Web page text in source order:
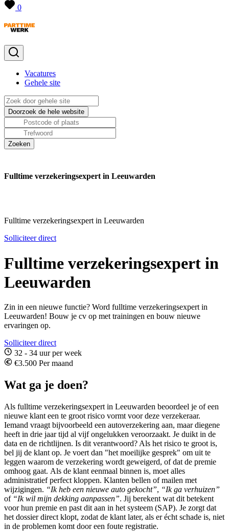
0
Vacatures
Gehele site
Fulltime verzekeringsexpert in Leeuwarden
Fulltime verzekeringsexpert in Leeuwarden
Solliciteer direct
Fulltime verzekeringsexpert in
Leeuwarden
Zin in een nieuwe functie? Word fulltime verzekeringsexpert in
Leeuwarden! Bouw je cv op met trainingen en bouw nieuwe
ervaringen op.
Solliciteer direct
32 - 34 uur per week
€3.500 Per maand
Wat ga je doen?
Als fulltime verzekeringsexpert in Leeuwarden beoordeel je of een
nieuwe klant een te groot risico vormt voor deze verzekeraar.
Iemand vraagt bijvoorbeeld een autoverzekering aan, maar diegene
heeft in drie jaar tijd al vijf ongelukken veroorzaakt. Je duikt in de
data en de richtlijnen. Is dit verantwoord? Als het risico te groot is,
bel jij de klant op. Je voert dan "het moeilijke gesprek" om uit te
leggen waarom de verzekering wordt geweigerd, of dat de premie
omhoog gaat. Als de klant eenmaal binnen is, moet alles
administratief perfect kloppen. Klanten bellen of mailen met
wijzigingen. “Ik heb een nieuwe auto gekocht”, “Ik ga verhuizen”
of “Ik wil mijn dekking aanpassen”. Jij berekent wat dit betekent
voor hun premie en past dit aan in het systeem (SAP). Je zorgt dat
het dossier direct klopt, zodat de klant later, als er écht schade is, niet
in de problemen komt door een foute registratie.